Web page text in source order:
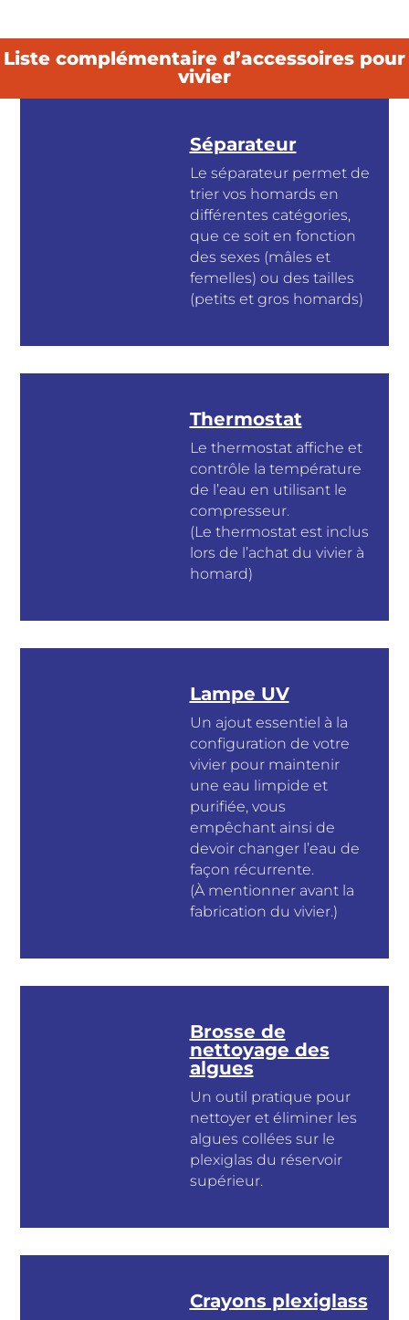
Liste complémentaire d’accessoires pour
vivier
Séparateur
Le séparateur permet de
trier vos homards en
différentes catégories,
que ce soit en fonction
des sexes (mâles et
femelles) ou des tailles
(petits et gros homards)
Thermostat
Le thermostat affiche et
contrôle la température
de l’eau en utilisant le
compresseur.
(Le thermostat est inclus
lors de l’achat du vivier à
homard)
Lampe UV
Un ajout essentiel à la
configuration de votre
vivier pour maintenir
une eau limpide et
purifiée, vous
empêchant ainsi de
devoir changer l’eau de
façon récurrente.
(À mentionner avant la
fabrication du vivier.)
Brosse de
nettoyage des
algues
Un outil pratique pour
nettoyer et éliminer les
algues collées sur le
plexiglas du réservoir
supérieur.
Crayons plexiglass